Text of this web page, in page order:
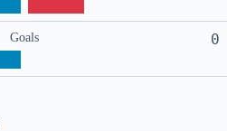
Goals 0